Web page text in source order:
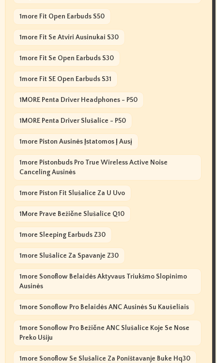
1more Fit Open Earbuds S50
1more Fit Se Atviri Ausinukai S30
1more Fit Se Open Earbuds S30
1more Fit SE Open Earbuds S31
1MORE Penta Driver Headphones - P50
1MORE Penta Driver Slušalice - P50
1more Piston Ausinės Įstatomos Į Ausį
1more Pistonbuds Pro True Wireless Active Noise
Canceling Ausinės
1more Piston Fit Slušalice Za U Uvo
1More Prave Bežične Slušalice Q10
1more Sleeping Earbuds Z30
1more Slušalice Za Spavanje Z30
1more Sonoflow Belaidės Aktyvaus Triukšmo Slopinimo
Ausinės
1more Sonoflow Pro Belaidės ANC Ausinės Su Kaušeliais
1more Sonoflow Pro Bežične ANC Slušalice Koje Se Nose
Preko Ušiju
1more Sonoflow Se Slušalice Za Poništavanje Buke Hq30